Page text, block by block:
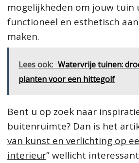
mogelijkheden om jouw tuin
functioneel en esthetisch
maken.
Lees ook: Watervrije tuinen:
planten voor een hittegolf
Bent u op zoek naar
buitenruimte? Dan is het
van kunst en verlichting op
interieur” wellicht